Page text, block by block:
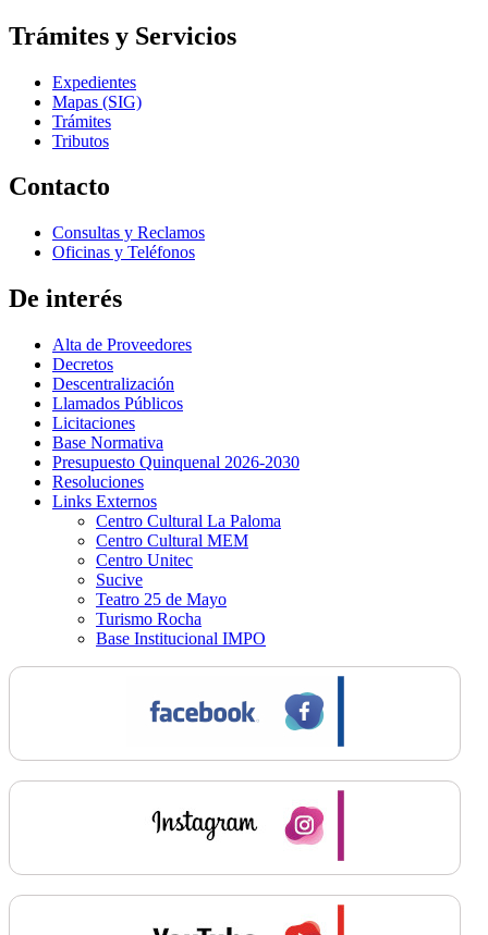
Trámites y Servicios
Expedientes
Mapas (SIG)
Trámites
Tributos
Contacto
Consultas y Reclamos
Oficinas y Teléfonos
De interés
Alta de Proveedores
Decretos
Descentralización
Llamados Públicos
Licitaciones
Base Normativa
Presupuesto Quinquenal 2026-2030
Resoluciones
Links Externos
Centro Cultural La Paloma
Centro Cultural MEM
Centro Unitec
Sucive
Teatro 25 de Mayo
Turismo Rocha
Base Institucional IMPO